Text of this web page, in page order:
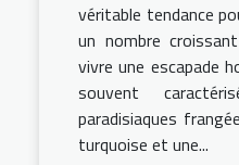
véritable tendance
un nombre
vivre une escapade
souvent
paradisiaques
turquoise et une...